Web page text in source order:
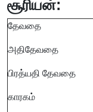
சூரியன்:
தேவதை
அதிதேவதை
பிரத்யதி தேவதை
காரகம்